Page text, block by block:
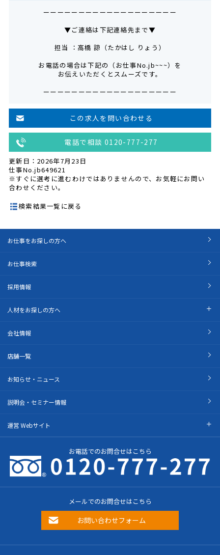
ーーーーーーーーーーーーーーーーーーー
▼ご連絡は下記連絡先まで▼
担当 ：高橋 諒（たかはし りょう）
お電話の場合は下記の（お仕事No.jb~~~）を
お伝えいただくとスムーズです。
ーーーーーーーーーーーーーーーーーーー
この求人を問い合わせる
電話で相談 0120-777-277
更新日：2026年7月23日
仕事No.jb649621
※すぐに選考に進むわけではありませんので、お気軽にお問い
合わせください。
検索結果一覧に戻る
お仕事をお探しの方へ
お仕事検索
採用情報
人材をお探しの方へ
会社情報
店舗一覧
お知らせ・ニュース
説明会・セミナー情報
運営 Webサイト
お電話でのお問合せはこちら
メールでのお問合せはこちら
お問い合わせフォーム